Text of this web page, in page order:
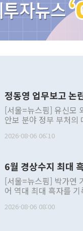
정동영 업무보고 논
[서울=뉴스핌] 유신모
안보 분야 정부 부처의
발언 중에는 정부 내 조
주의적 희망에 근거한
관의 대북 정책 관련
관 부처 장관이 공개적
관의 무리한 대북 접근
다. [정동영 통일부 장관이 지난달 23일 오후 서울 종로구 정부서울청사에
2026-08-06 06:10
6월 경상수지 최대
[서울=뉴스핌] 박가연
어 역대 최대 흑자를
료=한국은행] 한국은행이 6일 발표한 '2026년 6월 국제수지(잠정)'에 따르
2026-08-06 08:00